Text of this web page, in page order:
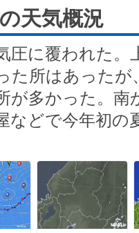
天気概況
圧に覆われた。
た所はあったが
が多かった。南
などで今年初の